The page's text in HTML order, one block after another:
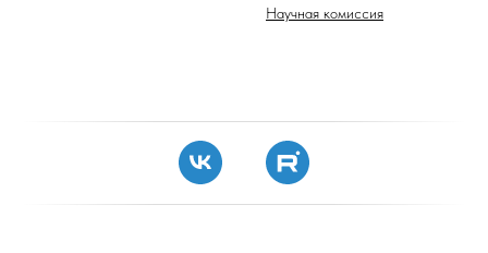
Научная комиссия